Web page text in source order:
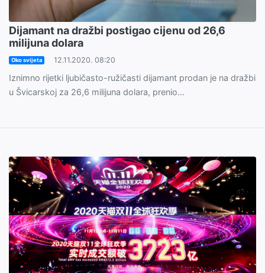
Dijamant na dražbi postigao cijenu od 26,6
milijuna dolara
Oko svijeta 12.11.2020. 08:20
Iznimno rijetki ljubičasto-ružičasti dijamant prodan je na dražbi
u Švicarskoj za 26,6 milijuna dolara, prenio...